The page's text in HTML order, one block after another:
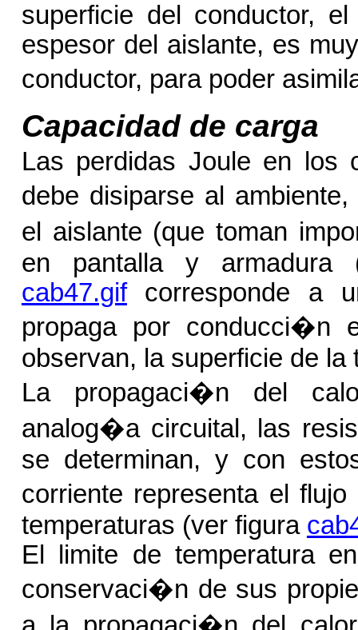
superficie del conductor,
espesor del aislante, es
conductor, para poder
Capacidad de carga
Las perdidas Joule en los
debe disiparse al
el aislante (que toman
en pantalla y armadura
cab47.gifcorresponde a
propaga por conducci�n
observan, la superficie de
La propagaci�n del
analog�a circuital, las
se determinan, y con
corriente representa el
temperaturas (ver figura cab
El limite de temperatura
conservaci�n de sus